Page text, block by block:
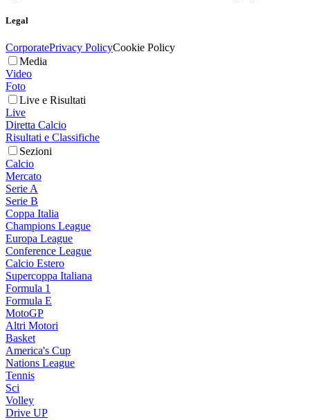
Legal
CorporatePrivacy PolicyCookie Policy
Media
Video
Foto
Live e Risultati
Live
Diretta Calcio
Risultati e Classifiche
Sezioni
Calcio
Mercato
Serie A
Serie B
Coppa Italia
Champions League
Europa League
Conference League
Calcio Estero
Supercoppa Italiana
Formula 1
Formula E
MotoGP
Altri Motori
Basket
America's Cup
Nations League
Tennis
Sci
Volley
Drive UP